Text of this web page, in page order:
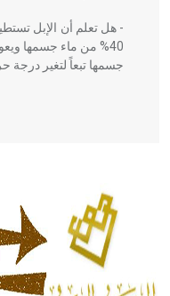
- هل تعلم أن الإبل
40% من ماء جسمها
جسمها تبعاً لتغير درجة
الحكم، الأدلة، تنظيم
له الفضل بأنه حرر